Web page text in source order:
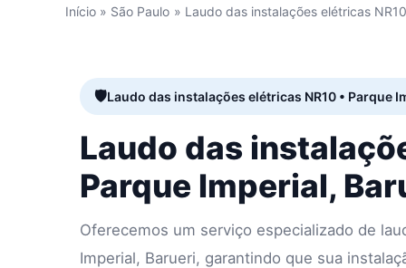
Início São Paulo Laudo das instalações elétricas
Laudo das instalações elétricas NR10 • Parque
Laudo das
Parque Imperial,
Oferecemos um serviço especializado de
Imperial, Barueri, garantindo que sua